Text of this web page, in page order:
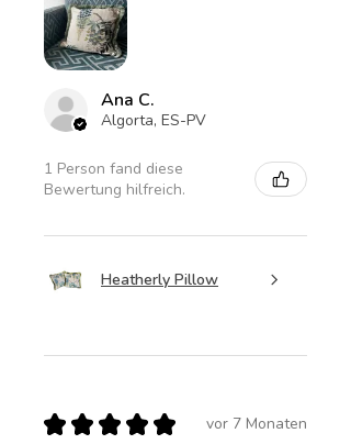
Ana C.
Algorta, ES-PV
1 Person fand diese
Bewertung hilfreich.
Heatherly Pillow
★ ★ ★ ★ ★ vor 7 Monaten